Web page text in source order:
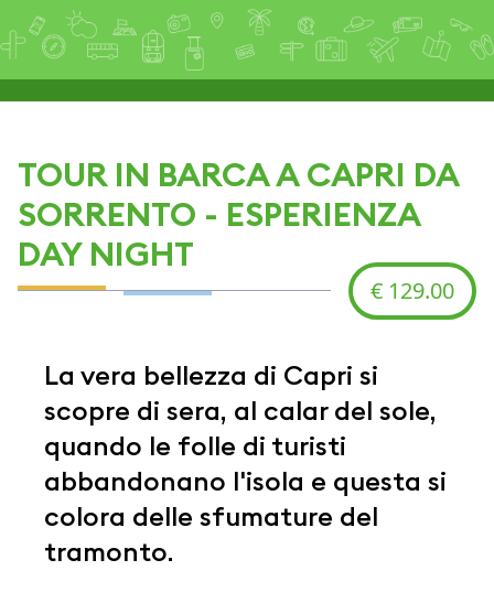
TOUR IN BARCA A CAPRI DA
SORRENTO - ESPERIENZA
DAY NIGHT
€ 129.00
La vera bellezza di Capri si
scopre di sera, al calar del sole,
quando le folle di turisti
abbandonano l'isola e questa si
colora delle sfumature del
tramonto.